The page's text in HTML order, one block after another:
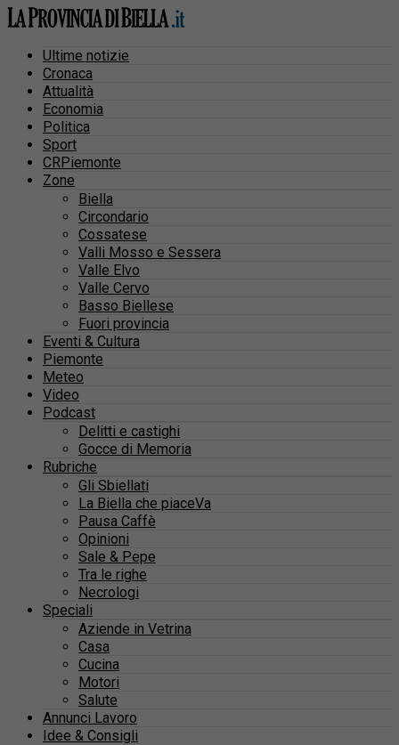
Ultime notizie
Cronaca
Attualità
Economia
Politica
Sport
CRPiemonte
Zone
Biella
Circondario
Cossatese
Valli Mosso e Sessera
Valle Elvo
Valle Cervo
Basso Biellese
Fuori provincia
Eventi & Cultura
Piemonte
Meteo
Video
Podcast
Delitti e castighi
Gocce di Memoria
Rubriche
Gli Sbiellati
La Biella che piaceVa
Pausa Caffè
Opinioni
Sale & Pepe
Tra le righe
Necrologi
Speciali
Aziende in Vetrina
Casa
Cucina
Motori
Salute
Annunci Lavoro
Idee & Consigli